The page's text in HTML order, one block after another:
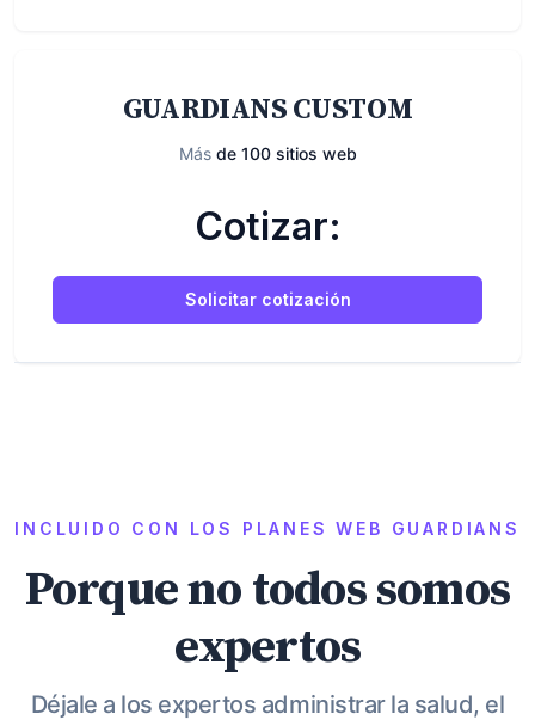
GUARDIANS CUSTOM
Más de 100 sitios web
Cotizar:
Solicitar cotización
INCLUIDO CON LOS PLANES WEB GUARDIANS
Porque no todos somos
expertos
Déjale a los expertos administrar la salud, el